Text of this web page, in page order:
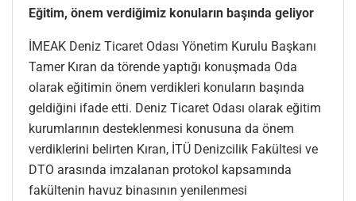
Eğitim, önem verdiğimiz konuların başında geliyor
İMEAK Deniz Ticaret Odası Yönetim Kurulu Başkanı
Tamer Kıran da törende yaptığı konuşmada Oda
olarak eğitimin önem verdikleri konuların başında
geldiğini ifade etti. Deniz Ticaret Odası olarak eğitim
kurumlarının desteklenmesi konusuna da önem
verdiklerini belirten Kıran, İTÜ Denizcilik Fakültesi ve
DTO arasında imzalanan protokol kapsamında
fakültenin havuz binasının yenilenmesi